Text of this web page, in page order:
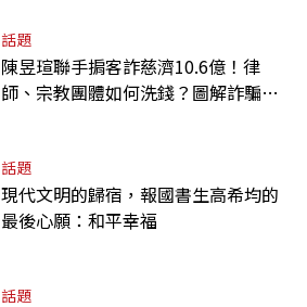
話題
陳昱瑄聯手掮客詐慈濟10.6億！律
師、宗教團體如何洗錢？圖解詐騙關
話題
現代文明的歸宿，報國書生高希均的
最後心願：和平幸福
話題